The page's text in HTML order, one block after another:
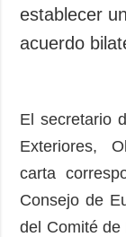
Crimen
Desastres y
Podcasts
Entrevistas
Fotos
establecer
acuerdo
El secretario
Exteriores,
carta
Consejo de
del Comité de